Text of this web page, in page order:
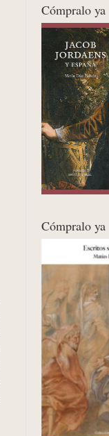
Cómpralo ya
Cómpralo ya